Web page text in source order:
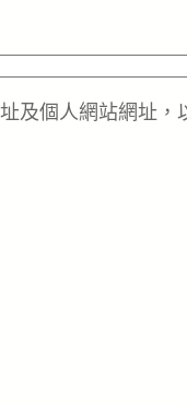
及個人網站網址，